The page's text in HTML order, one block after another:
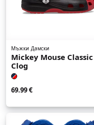
Мъжки Дамски
Mickey Mouse Classic
Clog
69.99 €